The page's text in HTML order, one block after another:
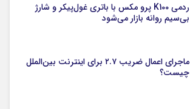
ردمی K100 پرو مکس با باتری غول‌پیکر و شارژ
بی‌سیم روانه بازار می‌شود
ماجرای اعمال ضریب ۲.۷ برای اینترنت بین‌الملل
چیست؟